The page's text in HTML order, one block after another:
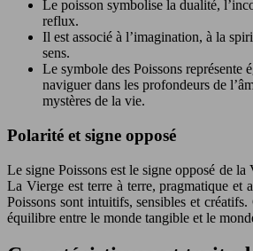
Le poisson symbolise la dualité,
reflux.
Il est associé à l’imagination, à la
sens.
Le symbole des Poissons représente
naviguer dans les profondeurs de
mystères de la vie.
Polarité et signe opposé
Le signe Poissons est le signe opposé de la
La Vierge est terre à terre, pragmatique et
Poissons sont intuitifs, sensibles et
équilibre entre le monde tangible et le